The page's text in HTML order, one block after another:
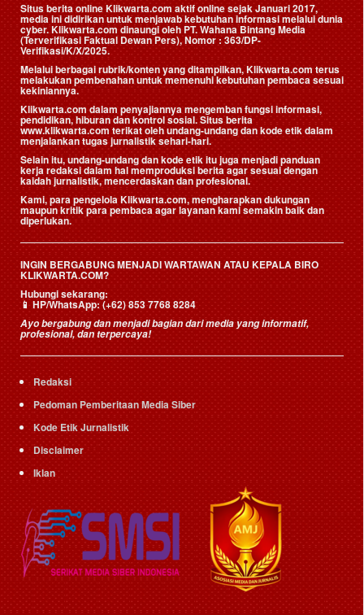
Situs berita online Klikwarta.com aktif online sejak Januari 2017,
media ini didirikan untuk menjawab kebutuhan informasi melalui dunia
cyber. Klikwarta.com dinaungi oleh PT. Wahana Bintang Media
(Terverifikasi Faktual Dewan Pers), Nomor : 363/DP-
Verifikasi/K/X/2025.
Melalui berbagai rubrik/konten yang ditampilkan, Klikwarta.com terus
melakukan pembenahan untuk memenuhi kebutuhan pembaca sesuai
kekiniannya.
Klikwarta.com dalam penyajiannya mengemban fungsi informasi,
pendidikan, hiburan dan kontrol sosial. Situs berita
www.klikwarta.com terikat oleh undang-undang dan kode etik dalam
menjalankan tugas jurnalistik sehari-hari.
Selain itu, undang-undang dan kode etik itu juga menjadi panduan
kerja redaksi dalam hal memproduksi berita agar sesuai dengan
kaidah jurnalistik, mencerdaskan dan profesional.
Kami, para pengelola Klikwarta.com, mengharapkan dukungan
maupun kritik para pembaca agar layanan kami semakin baik dan
diperlukan.
INGIN BERGABUNG MENJADI WARTAWAN ATAU KEPALA BIRO
KLIKWARTA.COM?
Hubungi sekarang:
📱HP/WhatsApp:(+62) 853 7768 8284
Ayo bergabung dan menjadi bagian dari media yang informatif,
profesional, dan terpercaya!
Redaksi
Pedoman Pemberitaan Media Siber
Kode Etik Jurnalistik
Disclaimer
Iklan